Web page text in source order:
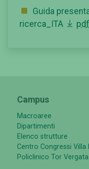
Guida
ricerca_ITA
pdf
Campus
Macroaree
Dipartimenti
Elenco strutture
Centro Congressi Villa
Policlinico Tor